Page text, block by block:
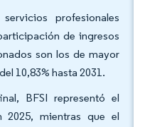
profesionales
de ingresos
son los de mayor
10,83% hasta 2031.
BFSI representó el
2025, mientras que el